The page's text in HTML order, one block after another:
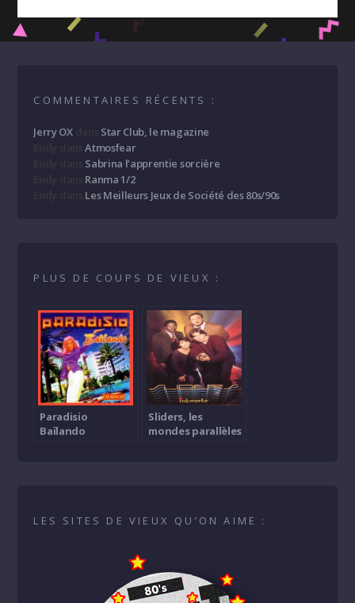
COMMENTAIRES RÉCENTS :
Jerry OXdans Star Club, le magazine
dansAtmosfear
Sabrina l’apprentie sorcière
Ranma 1/2
Les Meilleurs Jeux de Société des 80s/90s
PLUS DE COUPS DE VIEUX :
Paradisio
Baïlando
Sliders, les
mondes parallèles
LES SITES DE VIEUX QU’ON AIME :